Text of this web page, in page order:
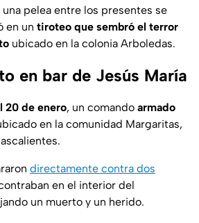
pelea entre los presentes se
en un tiroteo que sembró el terror
ubicado en la colonia Arboledas.
en bar de Jesús María
20 de enero, un comando armado
en la comunidad Margaritas,
directamente contra dos
en el interior del
un muerto y un herido.